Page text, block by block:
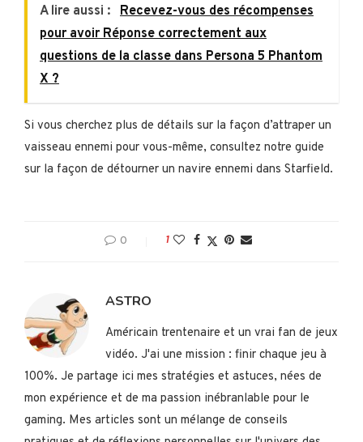
A lire aussi : Recevez-vous des récompenses
pour avoir Réponse correctement aux
questions de la classe dans Persona 5 Phantom
X ?
Si vous cherchez plus de détails sur la façon d’attraper un
vaisseau ennemi pour vous-même, consultez notre guide
sur la façon de détourner un navire ennemi dans Starfield.
0 1
ASTRO
Américain trentenaire et un vrai fan de jeux
vidéo. J'ai une mission : finir chaque jeu à
100%. Je partage ici mes stratégies et astuces, nées de
mon expérience et de ma passion inébranlable pour le
gaming. Mes articles sont un mélange de conseils